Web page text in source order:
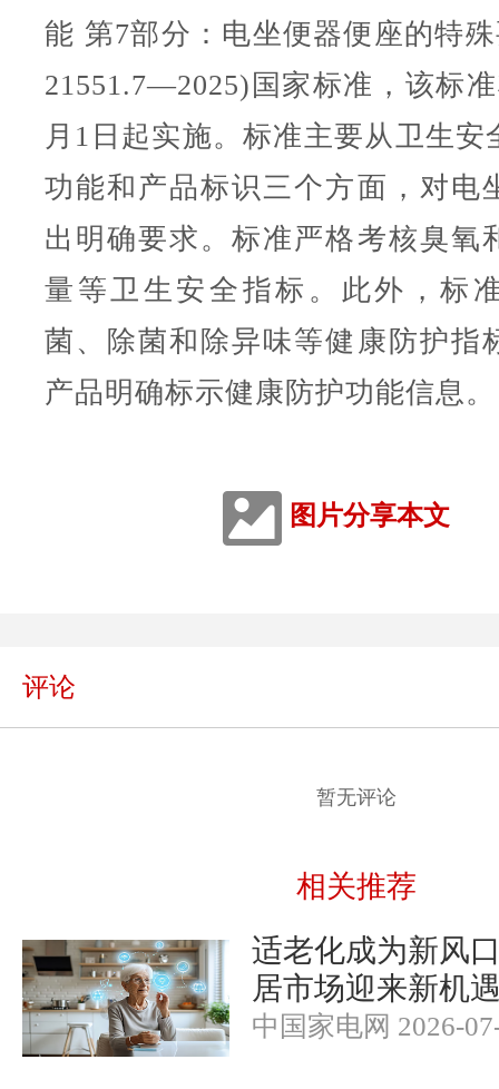
能 第7部分：电坐便器便座的特
21551.7—2025)国家标准，该标
月1日起实施。标准主要从卫生安
功能和产品标识三个方面，对电
出明确要求。标准严格考核臭氧
量等卫生安全指标。此外，标
菌、除菌和除异味等健康防护指
产品明确标示健康防护功能信息。
图片分享本文
评论
暂无评论
相关推荐
适老化成为新风
居市场迎来新机
中国家电网 2026-